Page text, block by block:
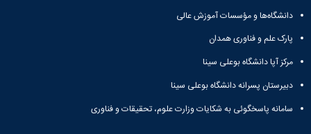
دانشگاه‌ها و مؤسسات آموزش عالی
پارک علم و فناوری همدان
مرکز آپا دانشگاه بوعلی سینا
دبیرستان پسرانه دانشگاه بوعلی سینا
سامانه پاسخگوئی به شکایات وزارت علوم، تحقیقات و فناوری